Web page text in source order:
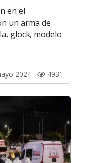
en el
un arma de
glock, modelo
2024 - 4931